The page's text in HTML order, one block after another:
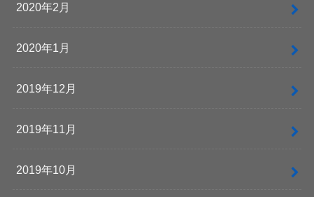
2020年2月
2020年1月
2019年12月
2019年11月
2019年10月